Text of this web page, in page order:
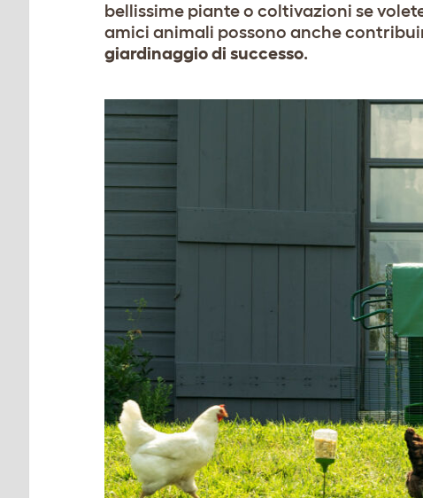
bellissime piante o coltivazioni se
amici animali possono anche
giardinaggio di successo.